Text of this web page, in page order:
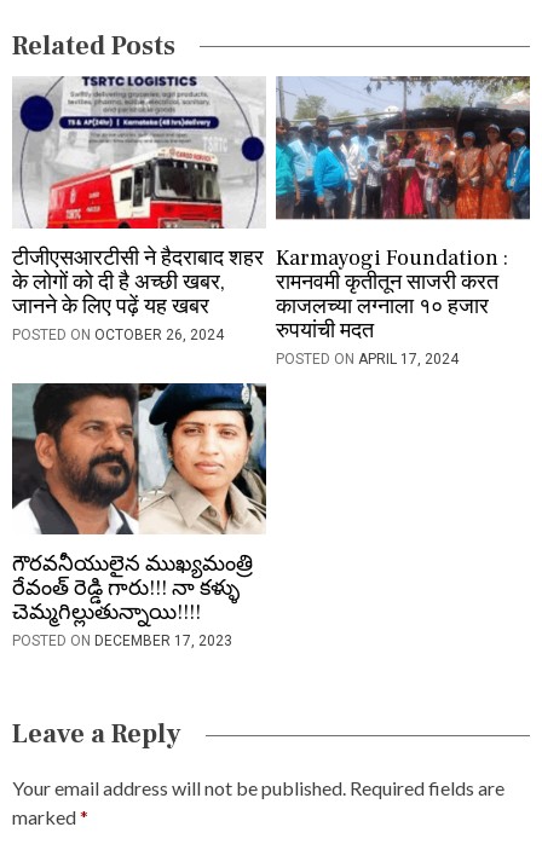
o
n
Related Posts
टीजीएसआरटीसी ने हैदराबाद शहर
के लोगों को दी है अच्छी खबर,
जानने के लिए पढ़ें यह खबर
POSTED ON OCTOBER 26, 2024
Karmayogi Foundation :
रामनवमी कृतीतून साजरी करत
काजलच्या लग्नाला १० हजार
रुपयांची मदत
POSTED ONAPRIL 17, 2024
గౌరవనీయులైన ముఖ్యమంత్రి
రేవంత్ రెడ్డి గారు!!! నా కళ్ళు
చెమ్మగిల్లుతున్నాయి!!!!
POSTED ON DECEMBER 17, 2023
Leave a Reply
Your email address will not be published. Required fields are
marked*